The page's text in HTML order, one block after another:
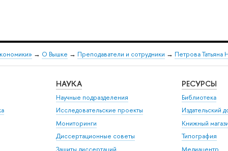
→ О Вышке → Преподаватели и сотрудники → Петрова Татьяна
НАУКА
Научные подразделения
Исследовательские проекты
Мониторинги
Диссертационные советы
Защиты диссертаций
РЕСУРСЫ
Библиотека
Издательский
Книжный
Типография
Медиацентр